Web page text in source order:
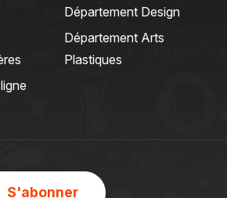
Département Design
Département Arts
Plastiques
S'abonner